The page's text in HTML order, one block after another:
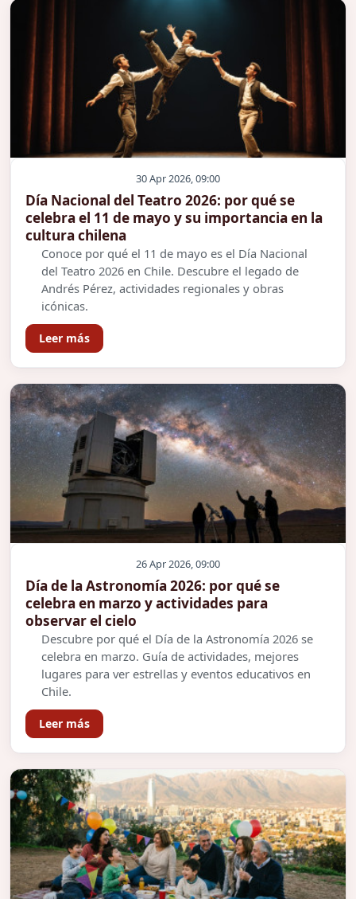
30 Apr 2026, 09:00
Día Nacional del Teatro 2026: por qué se
celebra el 11 de mayo y su importancia en la
cultura chilena
Conoce por qué el 11 de mayo es el Día Nacional
del Teatro 2026 en Chile. Descubre el legado de
Andrés Pérez, actividades regionales y obras
icónicas.
Leer más
26 Apr 2026, 09:00
Día de la Astronomía 2026: por qué se
celebra en marzo y actividades para
observar el cielo
Descubre por qué el Día de la Astronomía 2026 se
celebra en marzo. Guía de actividades, mejores
lugares para ver estrellas y eventos educativos en
Chile.
Leer más